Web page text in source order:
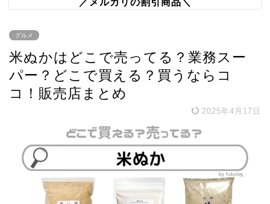
／メルカリの割引商品＼
グルメ
米ぬかはどこで売ってる？業務スー
パー？どこで買える？買うならコ
コ！販売店まとめ
2025年4月17日